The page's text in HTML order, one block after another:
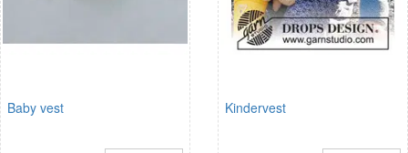
Baby vest Kindervest